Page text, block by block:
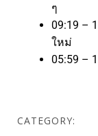
ๆ
09:19 –
ใหม่
05:59 –
CATEGORY: